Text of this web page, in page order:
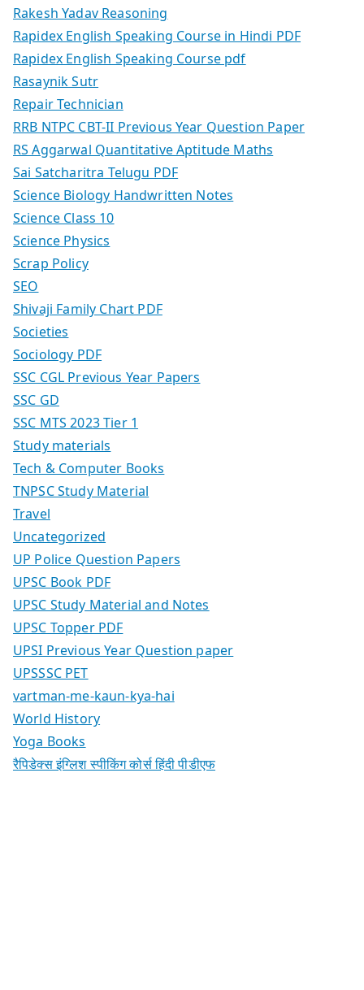
Rakesh Yadav Reasoning
Rapidex English Speaking Course in Hindi PDF
Rapidex English Speaking Course pdf
Rasaynik Sutr
Repair Technician
RRB NTPC CBT-II Previous Year Question Paper
RS Aggarwal Quantitative Aptitude Maths
Sai Satcharitra Telugu PDF
Science Biology Handwritten Notes
Science Class 10
Science Physics
Scrap Policy
SEO
Shivaji Family Chart PDF
Societies
Sociology PDF
SSC CGL Previous Year Papers
SSC GD
SSC MTS 2023 Tier 1
Study materials
Tech & Computer Books
TNPSC Study Material
Travel
Uncategorized
UP Police Question Papers
UPSC Book PDF
UPSC Study Material and Notes
UPSC Topper PDF
UPSI Previous Year Question paper
UPSSSC PET
vartman-me-kaun-kya-hai
World History
Yoga Books
रैपिडेक्स इंग्लिश स्पीकिंग कोर्स हिंदी पीडीएफ